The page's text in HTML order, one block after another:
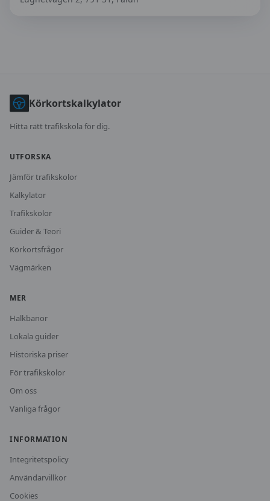
Körkortskalkylator
Hitta rätt trafikskola för dig.
UTFORSKA
Jämför trafikskolor
Kalkylator
Trafikskolor
Guider & Teori
Körkortsfrågor
Vägmärken
MER
Halkbanor
Lokala guider
Historiska priser
För trafikskolor
Om oss
Vanliga frågor
INFORMATION
Integritetspolicy
Användarvillkor
Cookies